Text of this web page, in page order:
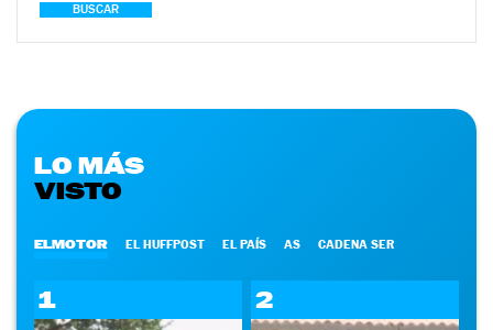
BUSCAR
LO MÁS
VISTO
ELMOTOR EL HUFFPOST EL PAÍS AS CADENA SER
1 2